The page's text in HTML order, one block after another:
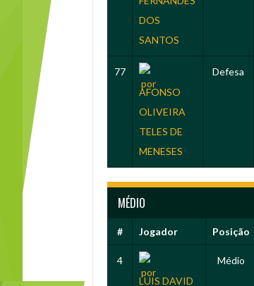
DOS
SANTOS
77
AFONSO
OLIVEIRA
TELES DE
MENESES
Defesa
MÉDIO
# Jogador Posição
4
LUIS DAVID
Médio